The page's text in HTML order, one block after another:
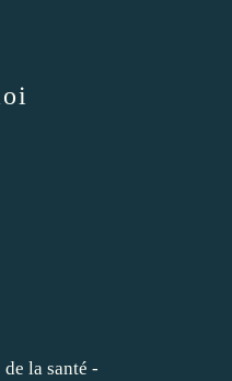
la santé -